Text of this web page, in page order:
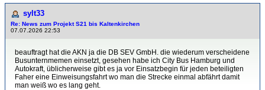
sylt33
Re: News zum Projekt S21 bis Kaltenkirchen
07.07.2026 22:53
beauftragt hat die AKN ja die DB SEV GmbH. die wiederum verscheidene
Busunternmemen einsetzt, gesehen habe ich City Bus Hamburg und
Autokraft, üblicherweise gibt es ja vor Einsatzbegin für jeden beteiligten
Faher eine Einweisungsfahrt wo man die Strecke einmal abfährt damit
man weiß wo es lang geht.